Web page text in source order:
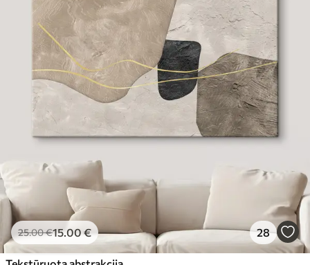
25.00€15.00€ 28